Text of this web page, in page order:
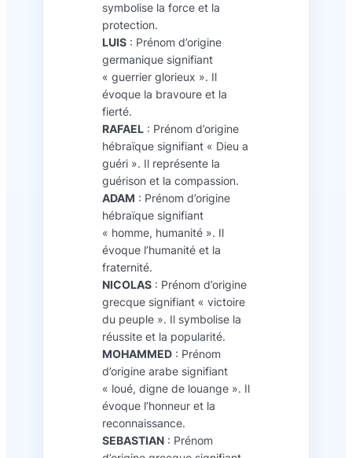
symbolise la force et la
protection.
LUIS: Prénom d’origine
germanique signifiant
« guerrier glorieux ». Il
évoque la bravoure et la
fierté.
RAFAEL: Prénom d’origine
hébraïque signifiant « Dieu a
guéri ». Il représente la
guérison et la compassion.
ADAM : Prénom d’origine
hébraïque signifiant
« homme, humanité ». Il
évoque l’humanité et la
fraternité.
NICOLAS: Prénom d’origine
grecque signifiant « victoire
du peuple ». Il symbolise la
réussite et la popularité.
MOHAMMED: Prénom
d’origine arabe signifiant
« loué, digne de louange ». Il
évoque l’honneur et la
reconnaissance.
SEBASTIAN: Prénom